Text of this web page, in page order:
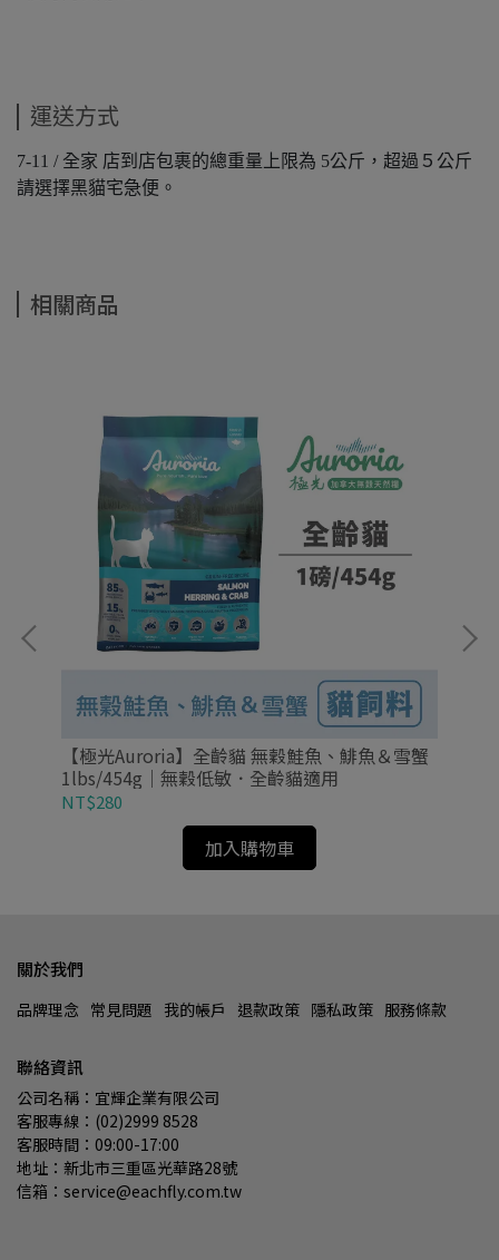
運送方式
7-11 / 全家 店到店包裹的總重量上限為 5公斤，超過５公斤
請選擇黑貓宅急便。
相關商品
【極光Auroria】全齡貓 無穀鮭魚、鯡魚＆雪蟹
1lbs/454g｜無穀低敏．全齡貓適用
NT$280
加入購物車
關於我們
品牌理念 常見問題 我的帳戶 退款政策 隱私政策 服務條款
聯絡資訊
公司名稱：宜輝企業有限公司
客服專線：(02)2999 8528
客服時間：09:00-17:00
地址：新北市三重區光華路28號
信箱：service@eachfly.com.tw